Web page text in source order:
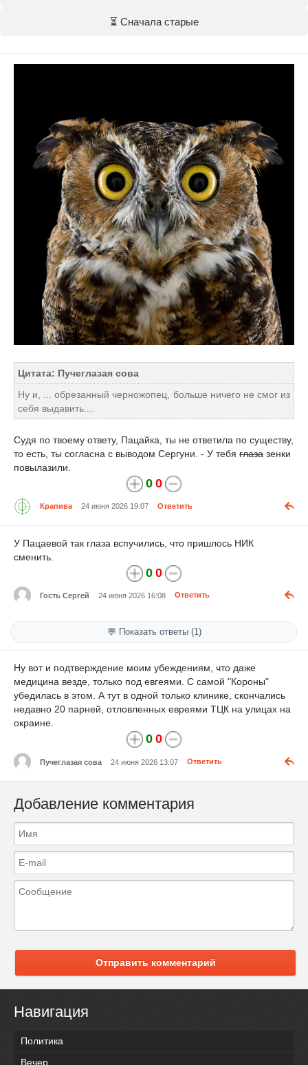
⏳ Сначала старые
Цитата: Пучеглазая сова
Ну и, ... обрезанный черножопец, больше ничего не смог из
себя выдавить....
Судя по твоему ответу, Пацайка, ты не ответила по существу,
то есть, ты согласна с выводом Сергуни. - У тебя глаза зенки
повылазили.
0 0
Крапива 24 июня 2026 19:07 Ответить
У Пацаевой так глаза вспучились, что пришлось НИК
сменить.
0 0
Гость Сергей 24 июня 2026 16:08 Ответить
💬 Показать ответы (1)
Ну вот и подтверждение моим убеждениям, что даже
медицина везде, только под евгеями. С самой "Короны"
убедилась в этом. А тут в одной только клинике, скончались
недавно 20 парней, отловленных евреями ТЦК на улицах на
окраине.
0 0
Пучеглазая сова 24 июня 2026 13:07 Ответить
Добавление комментария
Отправить комментарий
Навигация
Политика
Вечер